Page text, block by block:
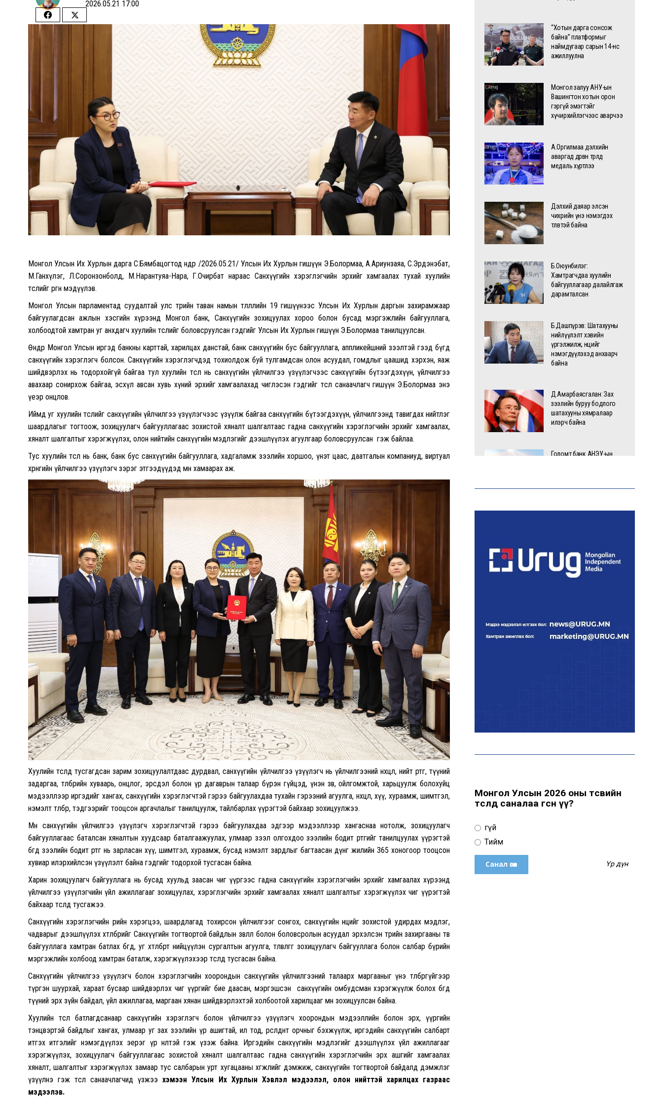
2026.05.21 17:00
Share
on
Share
Монгол Улсын Их Хурлын дарга С.Бямбацогтод өнөөдөр /2026.05.21/ Улсын Их Хурлын гишүүн Э.Болормаа, А.Ариунзаяа, С.Эрдэнэбат,
М.Ганхүлэг, Л.Соронзонболд, М.Нарантуяа-Нара, Г.Очирбат нараас Санхүүгийн хэрэглэгчийн эрхийг хамгаалах тухай хуулийн
төслийг өргөн мэдүүлэв.
Монгол Улсын парламентад суудалтай улс төрийн таван намын төлөөллийн 19 гишүүнээс Улсын Их Хурлын даргын захирамжаар
байгуулагдсан ажлын хэсгийн хүрээнд Монгол банк, Санхүүгийн зохицуулах хороо болон бусад мэргэжлийн байгууллага,
холбоодтой хамтран уг анхдагч хуулийн төслийг боловсруулсан гэдгийг Улсын Их Хурлын гишүүн Э.Болормаа танилцуулсан.
Өнөөдөр Монгол Улсын иргэд банкны карттай, харилцах данстай, банк санхүүгийн бус байгууллага, аппликейшний зээлтэй гээд бүгд
санхүүгийн хэрэглэгч болсон. Санхүүгийн хэрэглэгчдэд тохиолдож буй тулгамдсан олон асуудал, гомдлыг цаашид хэрхэн, яаж
шийдвэрлэх нь тодорхойгүй байгаа тул хуулийн төсөл нь санхүүгийн үйлчилгээ үзүүлэгчээс санхүүгийн бүтээгдэхүүн, үйлчилгээ
авахаар сонирхож байгаа, эсхүл авсан хувь хүний эрхийг хамгаалахад чиглэсэн гэдгийг төсөл санаачлагч гишүүн Э.Болормаа энэ
үеэр онцлов.
Иймд уг хуулийн төслийг санхүүгийн үйлчилгээ үзүүлэгчээс үзүүлж байгаа санхүүгийн бүтээгдэхүүн, үйлчилгээнд тавигдах нийтлэг
шаардлагыг тогтоож, зохицуулагч байгууллагаас зохистой хяналт шалгалтаас гадна санхүүгийн хэрэглэгчийн эрхийг хамгаалах,
хяналт шалгалтыг хэрэгжүүлэх, олон нийтийн санхүүгийн мэдлэгийг дээшлүүлэх агуулгаар боловсруулсан гэж байлаа.
Тус хуулийн төсөл нь банк, банк бус санхүүгийн байгууллага, хадгаламж зээлийн хоршоо, үнэт цаас, даатгалын компаниуд, виртуал
хөрөнгийн үйлчилгээ үзүүлэгч зэрэг этгээдүүдэд мөн хамаарах аж.
Хуулийн төсөлд тусгагдсан зарим зохицуулалтдаас дурдвал, санхүүгийн үйлчилгээ үзүүлэгч нь үйлчилгээний нөхцөл, нийт өртөг, түүний
задаргаа, төлбөрийн хуваарь, онцлог, эрсдэл болон үр дагаврын талаар бүрэн гүйцэд, үнэн зөв, ойлгомжтой, харьцуулж болохуйц
мэдээллээр иргэдийг хангах, санхүүгийн хэрэглэгчтэй гэрээ байгуулахдаа тухайн гэрээний агуулга, нөхцөл, хүү, хураамж, шимтгэл,
нэмэлт төлбөр, тэдгээрийг тооцсон аргачлалыг танилцуулж, тайлбарлах үүрэгтэй байхаар зохицуулжээ.
Мөн санхүүгийн үйлчилгээ үзүүлэгч хэрэглэгчтэй гэрээ байгуулахдаа эдгээр мэдээллээр хангаснаа нотолж, зохицуулагч
байгууллагаас баталсан хяналтын хуудсаар баталгаажуулах, улмаар зээл олгохдоо зээлийн бодит өртгийг танилцуулах үүрэгтэй
бөгөөд зээлийн бодит өртөг нь зарласан хүү, шимтгэл, хураамж, бусад нэмэлт зардлыг багтаасан дүнг жилийн 365 хоногоор тооцсон
хувиар илэрхийлсэн үзүүлэлт байна гэдгийг тодорхой тусгасан байна.
Харин зохицуулагч байгууллага нь бусад хуульд заасан чиг үүргээс гадна санхүүгийн хэрэглэгчийн эрхийг хамгаалах хүрээнд
үйлчилгээ үзүүлэгчийн үйл ажиллагааг зохицуулах, хэрэглэгчийн эрхийг хамгаалах хяналт шалгалтыг хэрэгжүүлэх чиг үүрэгтэй
байхаар төсөлд тусгажээ.
Санхүүгийн хэрэглэгчийн өөрийн хэрэгцээ, шаардлагад тохирсон үйлчилгээг сонгох, санхүүгийн нөөцийг зохистой удирдах мэдлэг,
чадварыг дээшлүүлэх хөтөлбөрийг Санхүүгийн тогтвортой байдлын зөвлөл болон боловсролын асуудал эрхэлсэн төрийн захиргааны төв
байгууллага хамтран батлах бөгөөд, уг хөтөлбөрт нийцүүлэн сургалтын агуулга, төлөвлөгөөг зохицуулагч байгууллага болон салбар бүрийн
мэргэжлийн холбоод хамтран баталж, хэрэгжүүлэхээр төсөлд тусгасан байна.
Санхүүгийн үйлчилгээ үзүүлэгч болон хэрэглэгчийн хоорондын санхүүгийн үйлчилгээний талаарх маргааныг үнэ төлбөргүйгээр
түргэн шуурхай, хараат бусаар шийдвэрлэх чиг үүргийг бие даасан, мэргэшсэн санхүүгийн омбудсман хэрэгжүүлж болох бөгөөд
түүний эрх зүйн байдал, үйл ажиллагаа, маргаан хянан шийдвэрлэхтэй холбоотой харилцааг мөн зохицуулсан байна.
Хуулийн төсөл батлагдсанаар санхүүгийн хэрэглэгч болон үйлчилгээ үзүүлэгч хоорондын мэдээллийн болон эрх, үүргийн
тэнцвэртэй байдлыг хангах, улмаар уг зах зээлийн үр ашигтай, ил тод, өрсөлдөөнт орчныг бэхжүүлж, иргэдийн санхүүгийн салбарт
итгэх итгэлийг нэмэгдүүлэх эерэг үр нөлөөтэй гэж үзэж байна. Иргэдийн санхүүгийн мэдлэгийг дээшлүүлэх үйл ажиллагааг
хэрэгжүүлэх, зохицуулагч байгууллагаас зохистой хяналт шалгалтаас гадна санхүүгийн хэрэглэгчийн эрх ашгийг хамгаалах
хяналт, шалгалтыг хэрэгжүүлэх замаар тус салбарын урт хугацааны хөгжлийг дэмжиж, санхүүгийн тогтвортой байдалд дэмжлэг
үзүүлнэ гэж төсөл санаачлагчид үзжээхэмээн Улсын Их Хурлын Хэвлэл мэдээлэл, олон нийттэй харилцах газраас
мэдээлэв.
“Хотын дарга сонсож
байна” платформыг
наймдугаар сарын 14-нөөс
ажиллуулна
Монгол залуу АНУ-ын
Вашингтон хотын орон
гэргүй эмэгтэйг
хүчирхийлэгчээс аварчээ
А.Оргилмаа дэлхийн
аваргад дөрвөн төрөлд
медаль хүртлээ
Дэлхий даяар элсэн
чихрийн үнэ нэмэгдэх
төлөвтэй байна
Б.Оюунбилэг:
Хамтрагчдаа хуулийн
байгууллагаар далайлгаж
дарамталсан
Б.Дашпүрэв: Шатахууны
нийлүүлэлт хэвийн
үргэлжилж, нөөцийг
нэмэгдүүлэхэд анхаарч
байна
Д.Амарбаясгалан: Зах
зээлийн буруу бодлого
шатахууны хямралаар
илэрч байна
Голомт банк АНЭУ-ын
Эрчим хүчний сайд
үзүүлнэ
Монгол Улсын 2026 оны төсвийн
төсөлд саналаа өгсөн үү?
Үгүй
Тийм
Үр дүн